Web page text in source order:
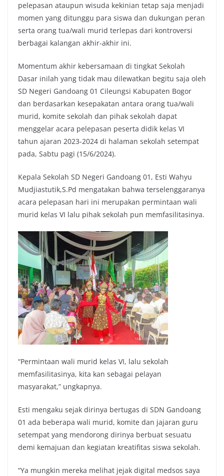
pelepasan ataupun wisuda kekinian tetap saja menjadi
momen yang ditunggu para siswa dan dukungan peran
serta orang tua/wali murid terlepas dari kontroversi
berbagai kalangan akhir-akhir ini.
Momentum akhir kebersamaan di tingkat Sekolah
Dasar inilah yang tidak mau dilewatkan begitu saja oleh
SD Negeri Gandoang 01 Cileungsi Kabupaten Bogor
dan berdasarkan kesepakatan antara orang tua/wali
murid, komite sekolah dan pihak sekolah dapat
menggelar acara pelepasan peserta didik kelas VI
tahun ajaran 2023-2024 di halaman sekolah setempat
pada, Sabtu pagi (15/6/2024).
Kepala Sekolah SD Negeri Gandoang 01, Esti Wahyu
Mudjiastutik,S.Pd mengatakan bahwa terselenggaranya
acara pelepasan hari ini merupakan permintaan wali
murid kelas VI lalu pihak sekolah pun memfasilitasinya.
“Permintaan wali murid kelas VI, lalu sekolah
memfasilitasinya, kita kan sebagai pelayan
masyarakat,” ungkapnya.
Esti mengaku sejak dirinya bertugas di SDN Gandoang
01 ada beberapa wali murid, komite dan jajaran guru
setempat yang mendorong dirinya berbuat sesuatu
demi kemajuan dan kegiatan kreatifitas siswa sekolah.
“Ya mungkin mereka melihat jejak digital medsos saya